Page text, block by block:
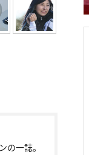
一誌。